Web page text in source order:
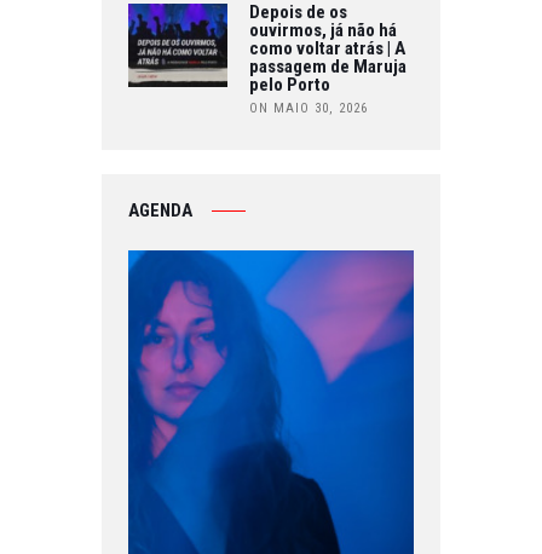
Depois de os
ouvirmos, já não há
como voltar atrás | A
passagem de Maruja
pelo Porto
ON MAIO 30, 2026
AGENDA